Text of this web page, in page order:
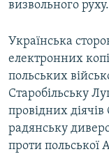
визвольного руху.
Українська
електронних
польських
Старобільську
провідних
радянську
проти польської